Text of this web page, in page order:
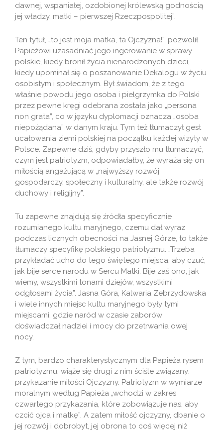
dawnej, wspaniałej, ozdobionej królewską godnością
jej władzy, matki – pierwszej Rzeczpospolitej”.
Ten tytuł, „to jest moja matka, ta Ojczyzna!”, pozwolił
Papieżowi uzasadniać jego ingerowanie w sprawy
polskie, kiedy bronił życia nienarodzonych dzieci,
kiedy upominał się o poszanowanie Dekalogu w życiu
osobistym i społecznym. Był świadom, że z tego
właśnie powodu jego osoba i pielgrzymka do Polski
przez pewne kręgi odebrana została jako „persona
non grata”, co w języku dyplomacji oznacza „osoba
niepożądana” w danym kraju. Tym też tłumaczył gest
ucałowania ziemi polskiej na początku każdej wizyty w
Polsce. Zapewne dziś, gdyby przyszło mu tłumaczyć,
czym jest patriotyzm, odpowiadałby, że wyraża się on
miłością angażującą w „najwyższy rozwój
gospodarczy, społeczny i kulturalny, ale także rozwój
duchowy i religijny”.
Tu zapewne znajdują się źródła specyficznie
rozumianego kultu maryjnego, czemu dał wyraz
podczas licznych obecności na Jasnej Górze, to także
tłumaczy specyfikę polskiego patriotyzmu. „Trzeba
przykładać ucho do tego świętego miejsca, aby czuć,
jak bije serce narodu w Sercu Matki. Bije zaś ono, jak
wiemy, wszystkimi tonami dziejów, wszystkimi
odgłosami życia”. Jasna Góra, Kalwaria Zebrzydowska
i wiele innych miejsc kultu maryjnego były tymi
miejscami, gdzie naród w czasie zaborów
doświadczał nadziei i mocy do przetrwania owej
nocy.
Z tym, bardzo charakterystycznym dla Papieża rysem
patriotyzmu, wiąże się drugi z nim ściśle związany:
przykazanie miłości Ojczyzny. Patriotyzm w wymiarze
moralnym według Papieża „wchodzi w zakres
czwartego przykazania, które zobowiązuje nas, aby
czcić ojca i matkę”. A zatem miłość ojczyzny, dbanie o
jej rozwój i dobrobyt, jej obrona to coś więcej niż